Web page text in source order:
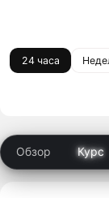
24 часа
Обзор Курс